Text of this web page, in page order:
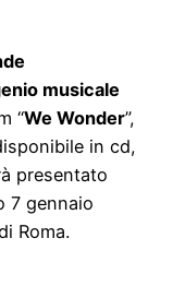
musicale
“We Wonder”,
in cd,
presentato
7 gennaio
Roma.